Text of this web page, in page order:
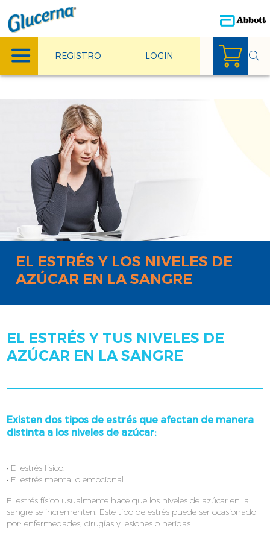
REGISTRO LOGIN
EL ESTRÉS Y LOS NIVELES DE
AZÚCAR EN LA SANGRE
EL ESTRÉS Y TUS NIVELES DE
AZÚCAR EN LA SANGRE
Existen dos tipos de estrés que afectan de manera
distinta a los niveles de azúcar:
• El estrés físico.
• El estrés mental o emocional.
El estrés físico usualmente hace que los niveles de azúcar en la
sangre se incrementen. Este tipo de estrés puede ser ocasionado
por: enfermedades, cirugías y lesiones o heridas.